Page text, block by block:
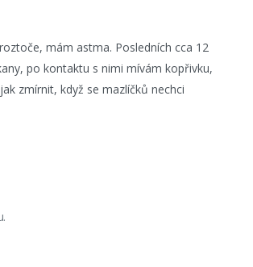
mám astma. Posledních cca 12
po kontaktu s nimi mívám kopřivku,
zmírnit, když se mazlíčků nechci